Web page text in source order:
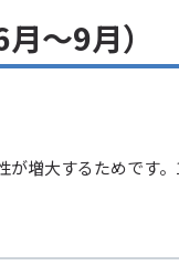
～9月）
増大するためです。